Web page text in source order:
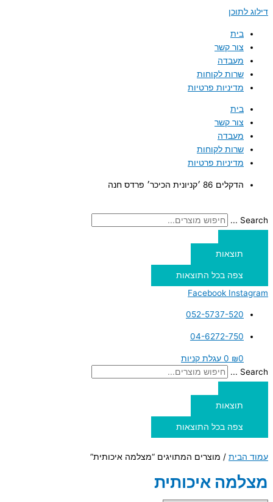
דילוג לתוכן
בית
צור קשר
מעבדה
שרות לקוחות
מדיניות פרטיות
בית
צור קשר
מעבדה
שרות לקוחות
מדיניות פרטיות
הדקלים 86 ׳קניונית הכיכר׳ פרדס חנה
Search ...
תוצאות
צפה בכל התוצאות
Facebook Instagram
052-5737-520
04-6272-750
₪0
0 עגלת קניות
Search ...
תוצאות
צפה בכל התוצאות
עמוד הבית / מוצרים המתויגים “מצלמה איכותית”
מצלמה איכותית